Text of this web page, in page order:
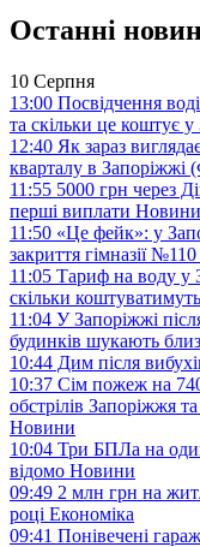
Останні
10 Серпня
13:00 Посвідчення
та скільки це коштує у
12:40 Як зараз
кварталу в
11:55 5000 грн через
перші виплати Новини
11:50 «Це фейк»: у
закриття гімназії №110
11:05 Тариф на воду у
скільки
11:04 У Запоріжжі
будинків шукають
10:44 Дим після
10:37 Сім пожеж на
обстрілів Запоріжжя
Новини
10:04 Три БПЛа на
відомо Новини
09:49 2 млн грн на
році Економіка
09:41 Понівечені